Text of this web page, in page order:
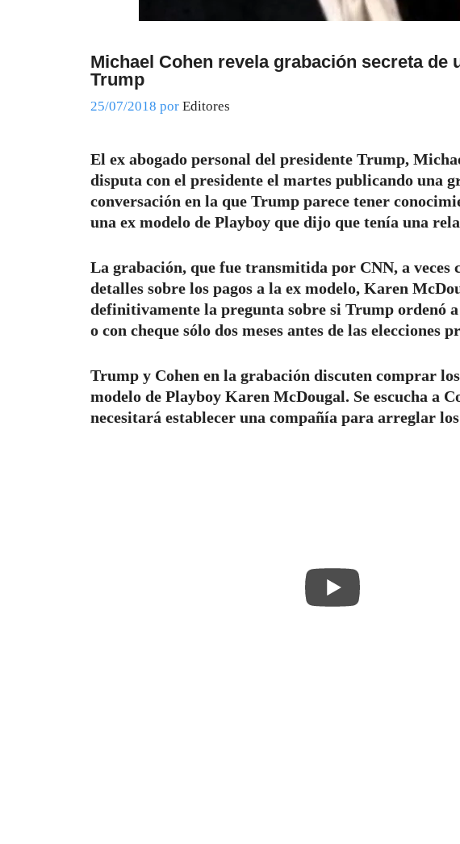
Michael Cohen revela grabación secreta de
Trump
25/07/2018 por Editores
El ex abogado personal del presidente Trump,
disputa con el presidente el martes publicando una
conversación en la que Trump parece tener
una ex modelo de Playboy que dijo que tenía una
La grabación, que fue transmitida por CNN, a veces
detalles sobre los pagos a la ex modelo, Karen
definitivamente la pregunta sobre si Trump ordenó
o con cheque sólo dos meses antes de las elecciones
Trump y Cohen en la grabación discuten comprar
modelo de Playboy Karen McDougal. Se escucha a
necesitará establecer una compañía para arreglar los